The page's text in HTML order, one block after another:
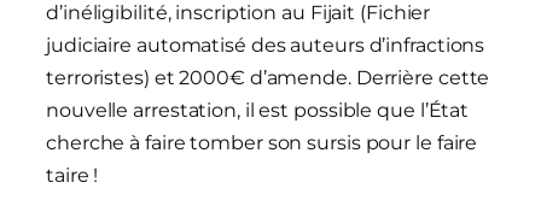
d’inéligibilité, inscription au Fijait (Fichier
judiciaire automatisé des auteurs d’infractions
terroristes) et 2000€ d’amende. Derrière cette
nouvelle arrestation, il est possible que l’État
cherche à faire tomber son sursis pour le faire
taire !